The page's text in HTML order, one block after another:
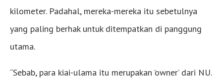
kilometer. Padahal, mereka-mereka itu sebetulnya
yang paling berhak untuk ditempatkan di panggung
utama.
“Sebab, para kiai-ulama itu merupakan ’owner’ dari NU.